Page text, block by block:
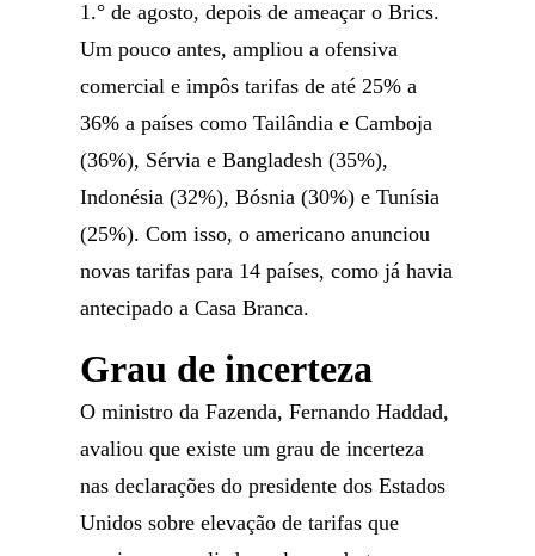
1.° de agosto, depois de ameaçar o Brics.
Um pouco antes, ampliou a ofensiva
comercial e impôs tarifas de até 25% a
36% a países como Tailândia e Camboja
(36%), Sérvia e Bangladesh (35%),
Indonésia (32%), Bósnia (30%) e Tunísia
(25%). Com isso, o americano anunciou
novas tarifas para 14 países, como já havia
antecipado a Casa Branca.
Grau de incerteza
O ministro da Fazenda, Fernando Haddad,
avaliou que existe um grau de incerteza
nas declarações do presidente dos Estados
Unidos sobre elevação de tarifas que